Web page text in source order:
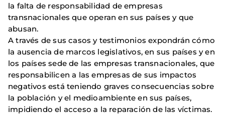
la falta de responsabilidad de empresas
transnacionales que operan en sus países y que
abusan.
A través de sus casos y testimonios expondrán cómo
la ausencia de marcos legislativos, en sus países y en
los países sede de las empresas transnacionales, que
responsabilicen a las empresas de sus impactos
negativos está teniendo graves consecuencias sobre
la población y el medioambiente en sus países,
impidiendo el acceso a la reparación de las víctimas.